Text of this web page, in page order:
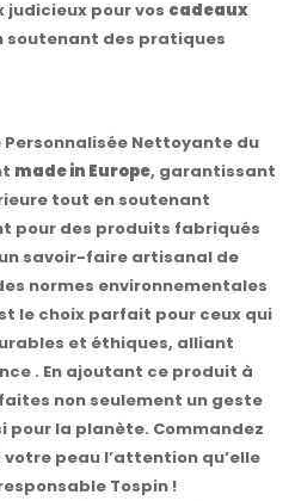
judicieux pour vos cadeaux
soutenant des pratiques
Personnalisée Nettoyante du
made in Europe, garantissant
tout en soutenant
pour des produits fabriqués
un savoir-faire artisanal de
normes environnementales
le choix parfait pour ceux qui
et éthiques, alliant
. En ajoutant ce produit à
non seulement un geste
pour la planète. Commandez
peau l’attention qu’elle
Tospin !